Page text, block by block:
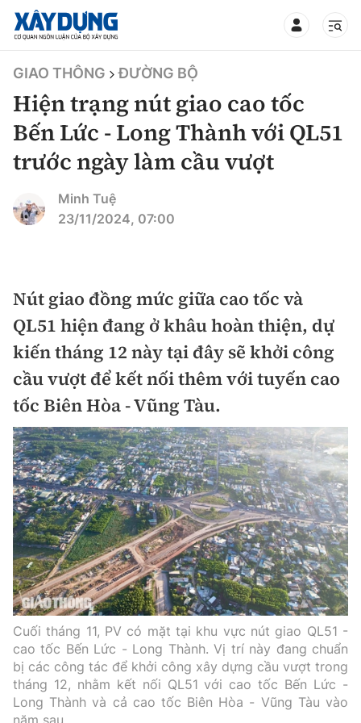
TIN BỘ XÂY DỰNG
CHUYÊN MỤC
Mới nhất
Chính trị
Xã hội
Chuyện dọc đường
Cải chính
Xây dựng
Chỉ đạo điều hành
Quy hoạch kiến trúc
Giám định chất lượng
Quản lý đô thị
Giao thông
Quản lý
Đường bộ
Hàng không
Đường sắt
Đăng kiểm
Đường sắt tốc độ cao
Đường thủy
Hàng hải
Đường sắt đô thị
Kinh tế
Thị trường
Tài chính
Chứng khoán
Bảo hiểm
Doanh nghiệp
Pháp luật
Thanh tra
An ninh hình sự
Điều tra
Pháp đình
Hỏi - Đáp
An toàn giao thông
Giao thông 24h
ATGT địa phương
Văn hóa giao thông
Lái xe an toàn
Chung tay vì ATGT
Chất lượng sống
Giáo dục
Y tế
Đời sống
Lao động - Công đoàn
Văn hóa - Giải Trí
Văn hóa
Showbiz
Điện ảnh
Thể thao
Bóng đá
Bình luận
Công nghệ
GIAO THÔNG ĐƯỜNG BỘ
Hiện trạng nút giao cao tốc
Bến Lức - Long Thành với QL51
trước ngày làm cầu vượt
Minh Tuệ
23/11/2024, 07:00
Nút giao đồng mức giữa cao tốc và
QL51 hiện đang ở khâu hoàn thiện, dự
kiến tháng 12 này tại đây sẽ khởi công
cầu vượt để kết nối thêm với tuyến cao
tốc Biên Hòa - Vũng Tàu.
Cuối tháng 11, PV có mặt tại khu vực nút giao QL51 -
cao tốc Bến Lức - Long Thành. Vị trí này đang chuẩn
bị các công tác để khởi công xây dựng cầu vượt trong
tháng 12, nhằm kết nối QL51 với cao tốc Bến Lức -
Long Thành và cả cao tốc Biên Hòa - Vũng Tàu vào
năm sau.